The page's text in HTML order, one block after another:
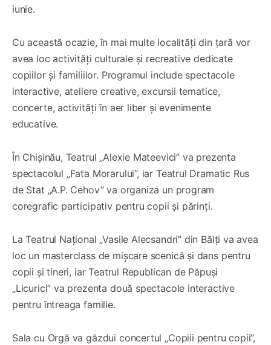
iunie.
Cu această ocazie, în mai multe localități din țară vor
avea loc activități culturale și recreative dedicate
copiilor și familiilor. Programul include spectacole
interactive, ateliere creative, excursii tematice,
concerte, activități în aer liber și evenimente
educative.
În Chișinău, Teatrul „Alexie Mateevici” va prezenta
spectacolul „Fata Morarului”, iar Teatrul Dramatic Rus
de Stat „A.P. Cehov” va organiza un program
coregrafic participativ pentru copii și părinți.
La Teatrul Național „Vasile Alecsandri” din Bălți va avea
loc un masterclass de mișcare scenică și dans pentru
copii și tineri, iar Teatrul Republican de Păpuși
„Licurici” va prezenta două spectacole interactive
pentru întreaga familie.
Sala cu Orgă va găzdui concertul „Copiii pentru copii”,